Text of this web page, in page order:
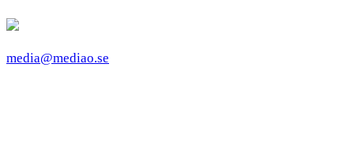
media@mediao.se